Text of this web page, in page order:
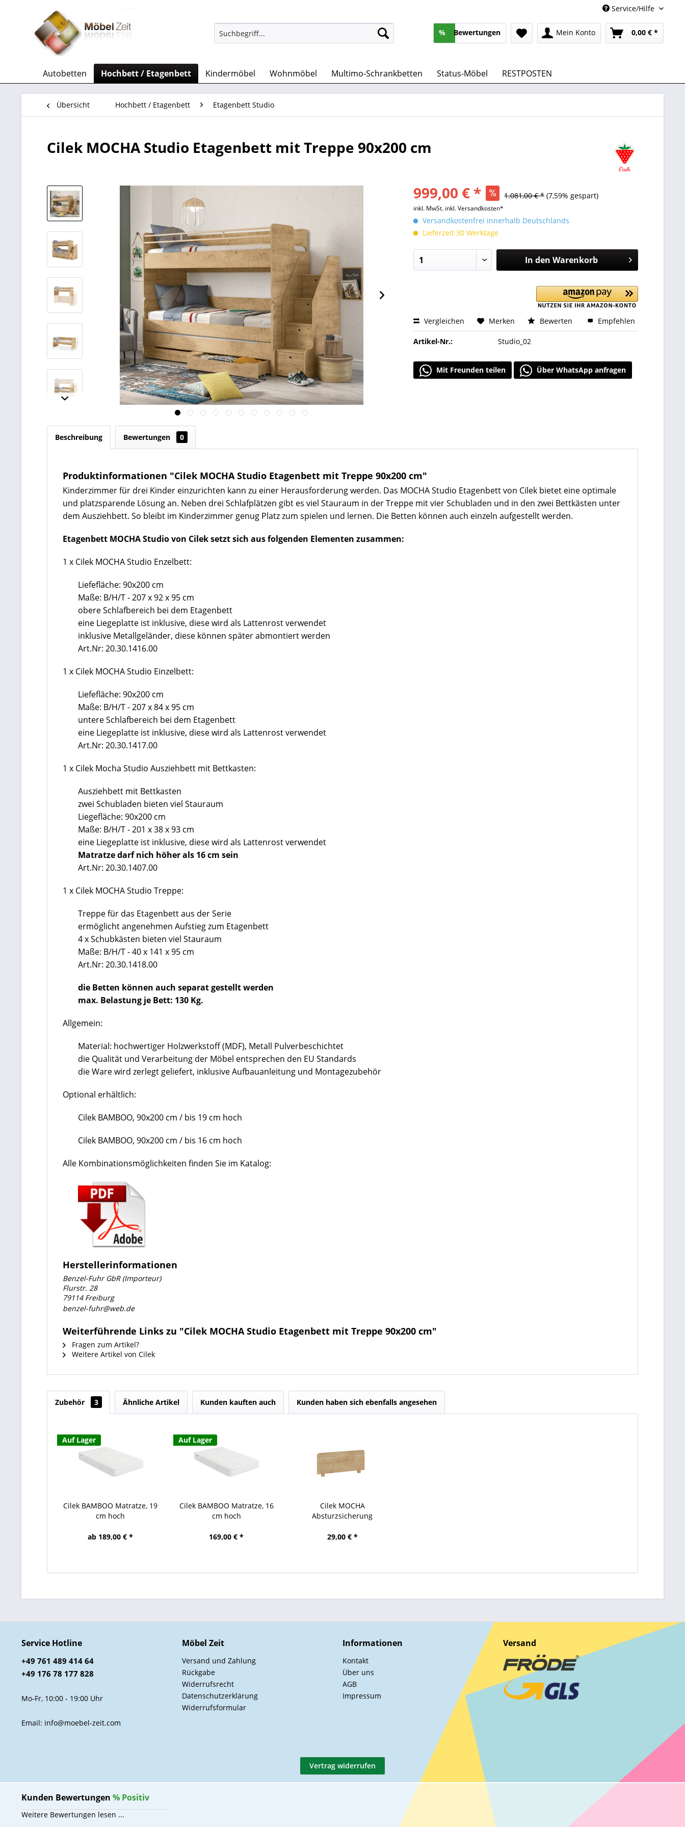
Service/Hilfe
% Bewertungen Mein Konto 0,00 € *
Autobetten Hochbett / Etagenbett Kindermöbel Wohnmöbel Multimo-Schrankbetten Status-Möbel RESTPOSTEN
Übersicht Hochbett / Etagenbett Etagenbett Studio
Cilek MOCHA Studio Etagenbett mit Treppe 90x200 cm
999,00 € * 1.081,00 € * (7,59% gespart)
inkl. MwSt. inkl. Versandkosten*
Versandkostenfrei innerhalb Deutschlands
Lieferzeit 30 Werktage
In den Warenkorb
Vergleichen Merken Bewerten Empfehlen
Artikel-Nr.: Studio_02
Mit Freunden teilen Über WhatsApp anfragen
Beschreibung Bewertungen 0
Produktinformationen "Cilek MOCHA Studio Etagenbett mit Treppe 90x200 cm"
Kinderzimmer für drei Kinder einzurichten kann zu einer Herausforderung werden. Das MOCHA Studio Etagenbett von Cilek bietet eine optimale
und platzsparende Lösung an. Neben drei Schlafplätzen gibt es viel Stauraum in der Treppe mit vier Schubladen und in den zwei Bettkästen unter
dem Ausziehbett. So bleibt im Kinderzimmer genug Platz zum spielen und lernen. Die Betten können auch einzeln aufgestellt werden.
Etagenbett MOCHA Studio von Cilek setzt sich aus folgenden Elementen zusammen:
1 x Cilek MOCHA Studio Enzelbett:
Liefefläche: 90x200 cm
Maße: B/H/T - 207 x 92 x 95 cm
obere Schlafbereich bei dem Etagenbett
eine Liegeplatte ist inklusive, diese wird als Lattenrost verwendet
inklusive Metallgeländer, diese können später abmontiert werden
Art.Nr: 20.30.1416.00
1 x Cilek MOCHA Studio Einzelbett:
Liefefläche: 90x200 cm
Maße: B/H/T - 207 x 84 x 95 cm
untere Schlafbereich bei dem Etagenbett
eine Liegeplatte ist inklusive, diese wird als Lattenrost verwendet
Art.Nr: 20.30.1417.00
1 x Cilek Mocha Studio Ausziehbett mit Bettkasten:
Ausziehbett mit Bettkasten
zwei Schubladen bieten viel Stauraum
Liegefläche: 90x200 cm
Maße: B/H/T - 201 x 38 x 93 cm
eine Liegeplatte ist inklusive, diese wird als Lattenrost verwendet
Matratze darf nich höher als 16 cm sein
Art.Nr: 20.30.1407.00
1 x Cilek MOCHA Studio Treppe:
Treppe für das Etagenbett aus der Serie
ermöglicht angenehmen Aufstieg zum Etagenbett
4 x Schubkästen bieten viel Stauraum
Maße: B/H/T - 40 x 141 x 95 cm
Art.Nr: 20.30.1418.00
die Betten können auch separat gestellt werden
max. Belastung je Bett: 130 Kg.
Allgemein:
Material: hochwertiger Holzwerkstoff (MDF), Metall Pulverbeschichtet
die Qualität und Verarbeitung der Möbel entsprechen den EU Standards
die Ware wird zerlegt geliefert, inklusive Aufbauanleitung und Montagezubehör
Optional erhältlich:
Cilek BAMBOO, 90x200 cm / bis 19 cm hoch
Cilek BAMBOO, 90x200 cm / bis 16 cm hoch
Alle Kombinationsmöglichkeiten finden Sie im Katalog:
Herstellerinformationen
Benzel-Fuhr GbR (Importeur)
Flurstr. 28
79114 Freiburg
benzel-fuhr@web.de
Weiterführende Links zu "Cilek MOCHA Studio Etagenbett mit Treppe 90x200 cm"
Fragen zum Artikel?
Weitere Artikel von Cilek
Zubehör 3 Ähnliche Artikel Kunden kauften auch Kunden haben sich ebenfalls angesehen
Auf Lager
Cilek BAMBOO Matratze, 19
cm hoch
ab 189,00 € *
Auf Lager
Cilek BAMBOO Matratze, 16
cm hoch
169,00 € *
Cilek MOCHA
Absturzsicherung
29,00 € *
Service Hotline
+49 761 489 414 64
+49 176 78 177 828
Mo-Fr, 10:00 - 19:00 Uhr
Email: info@moebel-zeit.com
Möbel Zeit
Versand und Zahlung
Rückgabe
Widerrufsrecht
Datenschutzerklärung
Widerrufsformular
Informationen
Kontakt
Über uns
AGB
Impressum
Versand
Vertrag widerrufen
Kunden Bewertungen % Positiv
Weitere Bewertungen lesen ...